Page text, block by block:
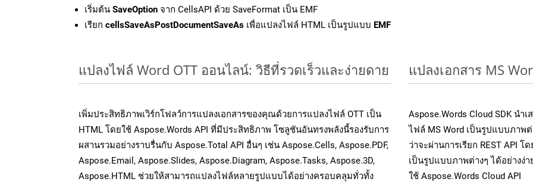
เริ่มต้น SaveOption จาก CellsAPI ด้วย SaveFormat เป็น EMF
เรียก cellsSaveAsPostDocumentSaveAs เพื่อแปลงไฟล์ HTML เป็นรูปแบบ EMF
แปลงไฟล์ Word OTT ออนไลน์: วิธีที่รวดเร็วและง่ายดาย
เพิ่มประสิทธิภาพเวิร์กโฟลว์การแปลงเอกสารของคุณด้วยการแปลงไฟล์ OTT เป็น
HTML โดยใช้ Aspose.Words API ที่มีประสิทธิภาพ โซลูชันอันทรงพลังนี้รองรับการ
ผสานรวมอย่างราบรื่นกับ Aspose.Total API อื่นๆ เช่น Aspose.Cells, Aspose.PDF,
Aspose.Email, Aspose.Slides, Aspose.Diagram, Aspose.Tasks, Aspose.3D,
Aspose.HTML ช่วยให้สามารถแปลงไฟล์หลายรูปแบบได้อย่างครอบคลุมทั่วทั้ง
แปลงเอกสาร MS
Aspose.Words Cloud SDK นำ
ไฟล์ MS Word เป็นรูปแบบภาพต่
ว่าจะผ่านการเรียก REST API
เป็นรูปแบบภาพต่างๆ ได้อย่างง่า
ใช้ Aspose.Words Cloud API